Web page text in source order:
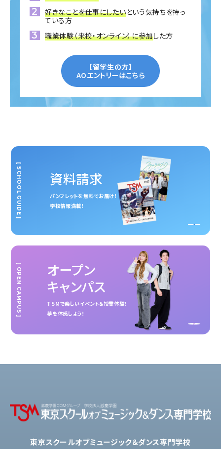
好きなことを仕事にしたいという気持ちを持っ
ている方
職業体験（来校・オンライン）に参加した方
【留学生の方】
AOエントリーはこちら
資料請求
パンフレットを無料でお届け！
学校情報満載！
[ SCHOOL GUIDE ]
オープン
キャンパス
TSMで楽しいイベント＆授業体験！
夢を体感しよう！
[ OPEN CAMPUS ]
東京スクールオブミュージック＆ダンス専門学校